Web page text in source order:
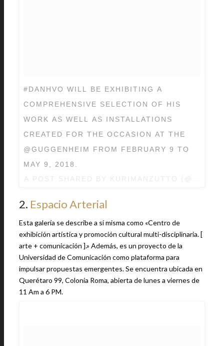
#DANHVO WILL BE EXHIBITING A
COMPREHENSIVE SELECTION OF HIS
WORK AS WELL AS INSTALLATIONS
CREATED FOR THE OCCASION AT THE
@GUGGENHEIM FROM FEBRUARY 9 TO
MAY 9, 2018.
2. Espacio Arterial
Esta galería se describe a sí misma como «Centro de
exhibición artística y promoción cultural multi-disciplinaria. [
arte + comunicación ].» Además, es un proyecto de la
Universidad de Comunicación como plataforma para
impulsar propuestas emergentes. Se encuentra ubicada en
Querétaro 99, Colonia Roma, abierta de lunes a viernes de
11 Am a 6 PM.